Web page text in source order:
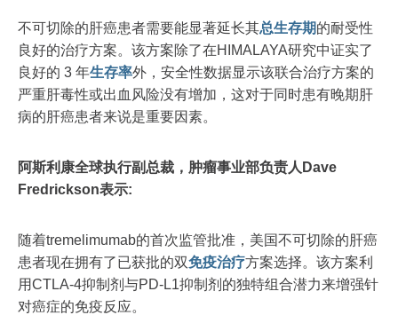
不可切除的肝癌患者需要能显著延长其总生存期的耐受性
良好的治疗方案。该方案除了在HIMALAYA研究中证实了
良好的 3 年生存率外，安全性数据显示该联合治疗方案的
严重肝毒性或出血风险没有增加，这对于同时患有晚期肝
病的肝癌患者来说是重要因素。
阿斯利康全球执行副总裁，肿瘤事业部负责人Dave
Fredrickson表示:
随着tremelimumab的首次监管批准，美国不可切除的肝癌
患者现在拥有了已获批的双免疫治疗方案选择。该方案利
用CTLA-4抑制剂与PD-L1抑制剂的独特组合潜力来增强针
对癌症的免疫反应。